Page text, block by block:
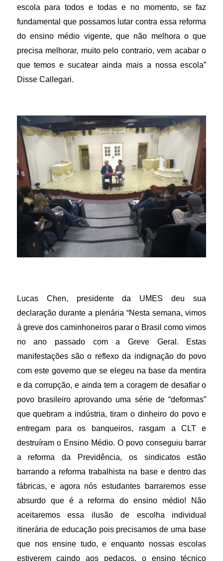
escola para todos e todas e no momento, se faz
fundamental que possamos lutar contra essa reforma
do ensino médio vigente, que não melhora o que
precisa melhorar, muito pelo contrario, vem acabar o
que temos e sucatear ainda mais a nossa escola”
Disse Callegari.
Lucas Chen, presidente da UMES deu sua
declaração durante a plenária “Nesta semana, vimos
à greve dos caminhoneiros parar o Brasil como vimos
no ano passado com a Greve Geral. Estas
manifestações são o reflexo da indignação do povo
com este governo que se elegeu na base da mentira
e da corrupção, e ainda tem a coragem de desafiar o
povo brasileiro aprovando uma série de “deformas”
que quebram a indústria, tiram o dinheiro do povo e
entregam para os banqueiros, rasgam a CLT e
destruíram o Ensino Médio. O povo conseguiu barrar
a reforma da Previdência, os sindicatos estão
barrando a reforma trabalhista na base e dentro das
fábricas, e agora nós estudantes barraremos esse
absurdo que é a reforma do ensino médio! Não
aceitaremos essa ilusão de escolha individual
itinerária de educação pois precisamos de uma base
que nos ensine tudo, e enquanto nossas escolas
estiverem caindo aos pedaços, o ensino técnico